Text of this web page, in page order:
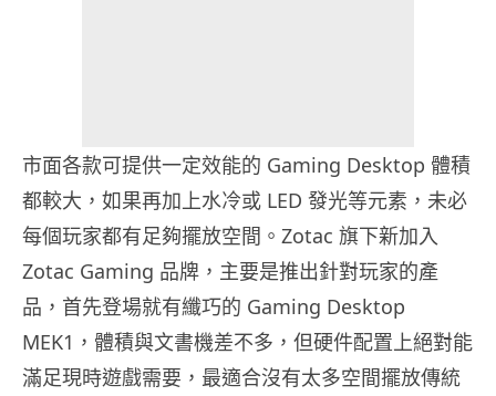
市面各款可提供一定效能的 Gaming Desktop 體積
都較大，如果再加上水冷或 LED 發光等元素，未必
每個玩家都有足夠擺放空間。Zotac 旗下新加入
Zotac Gaming 品牌，主要是推出針對玩家的產
品，首先登場就有纖巧的 Gaming Desktop
MEK1，體積與文書機差不多，但硬件配置上絕對能
滿足現時遊戲需要，最適合沒有太多空間擺放傳統